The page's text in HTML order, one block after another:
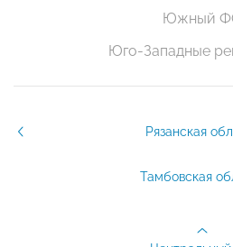
Южный
Юго-Западные
Рязанская
Тамбовская